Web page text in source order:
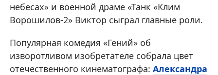
небесах» и военной драме «Танк «Клим
Ворошилов-2» Виктор сыграл главные роли.
Популярная комедия «Гений» об
изворотливом изобретателе собрала цвет
отечественного кинематографа: Александра